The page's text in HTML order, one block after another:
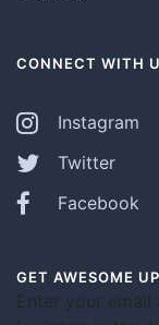
CONNECT WITH
Instagram
Twitter
Facebook
GET AWESOME
Enter your